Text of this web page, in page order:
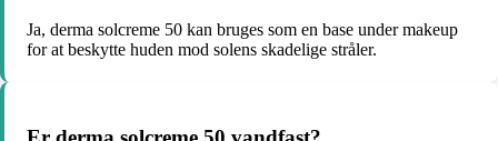
Ja, derma solcreme 50 kan bruges som en base under makeup
for at beskytte huden mod solens skadelige stråler.